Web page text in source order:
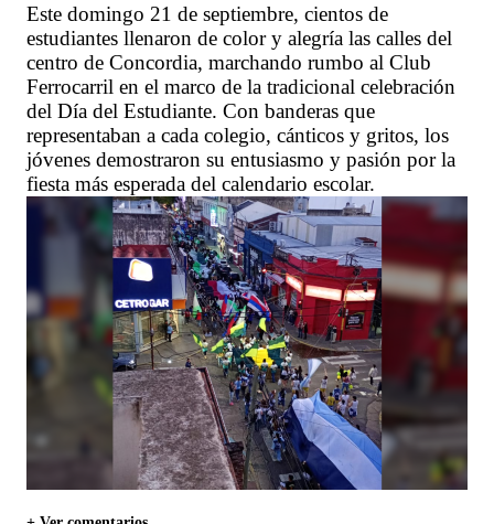
Este domingo 21 de septiembre, cientos de
estudiantes llenaron de color y alegría las calles del
centro de Concordia, marchando rumbo al Club
Ferrocarril en el marco de la tradicional celebración
del Día del Estudiante. Con banderas que
representaban a cada colegio, cánticos y gritos, los
jóvenes demostraron su entusiasmo y pasión por la
fiesta más esperada del calendario escolar.